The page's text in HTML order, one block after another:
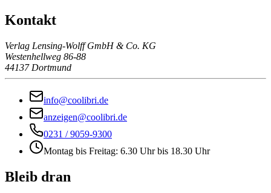
Kontakt
Verlag Lensing-Wolff GmbH & Co. KG
Westenhellweg 86-88
44137 Dortmund
info@coolibri.de
anzeigen@coolibri.de
0231 / 9059-9300
Montag bis Freitag: 6.30 Uhr bis 18.30 Uhr
Bleib dran